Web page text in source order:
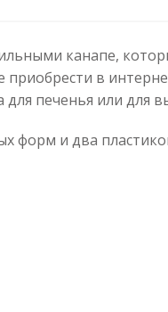
канапе,
в
печенья или для
форм и два